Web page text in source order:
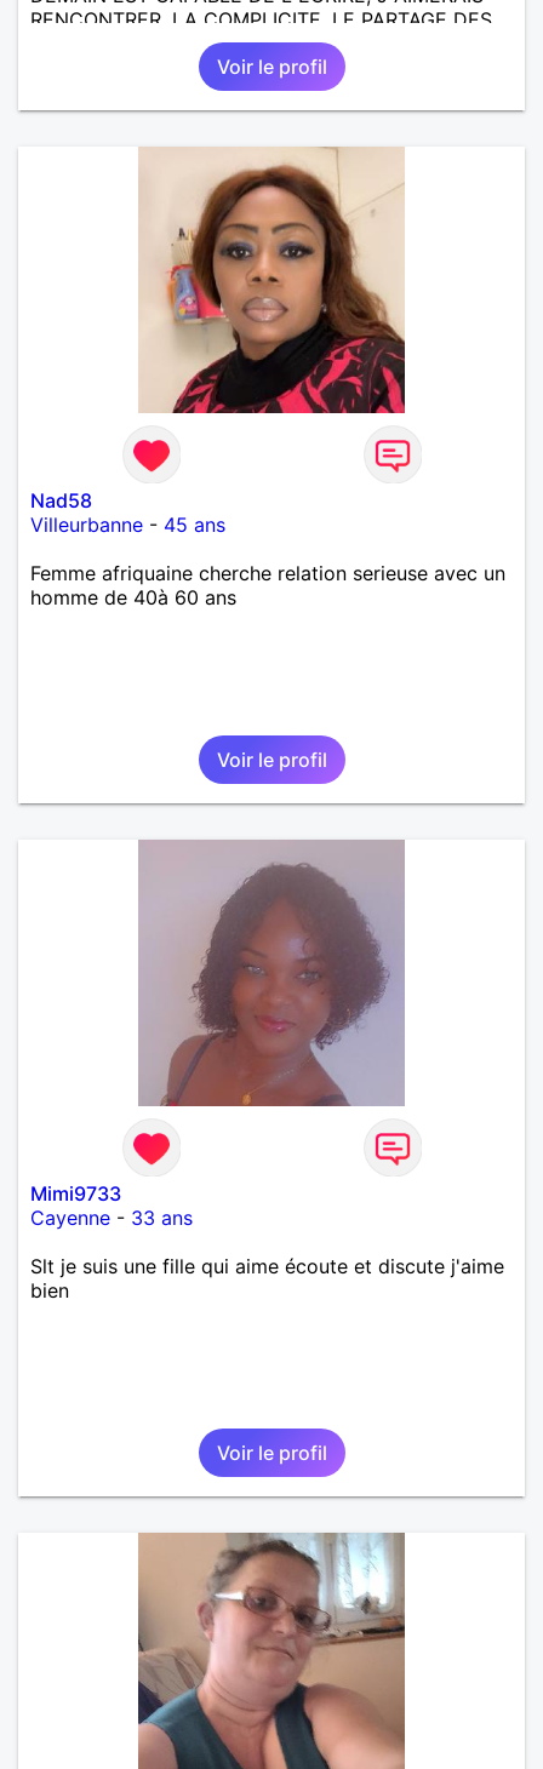
RENCONTRER, LA COMPLICITE, LE PARTAGE DES
BELLES CHOSES DE LA VIE : BALADES, VOYAGES
EN FRANCE OU AILLEURS. ETRE A L ECOUTE DE L
AUTRE, ET LA VIE SERA PLUS BELLE
ENCORE.....................
Voir le profil
Nad58
Villeurbanne - 45 ans
Femme afriquaine cherche relation serieuse avec un
homme de 40à 60 ans
Voir le profil
Mimi9733
Cayenne - 33 ans
Slt je suis une fille qui aime écoute et discute j'aime
bien
Voir le profil